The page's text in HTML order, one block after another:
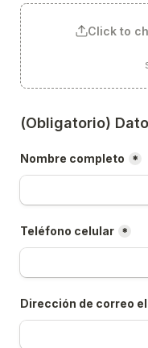
Click to
(Obligatorio)
Nombre completo *
Teléfono celular *
Dirección de correo